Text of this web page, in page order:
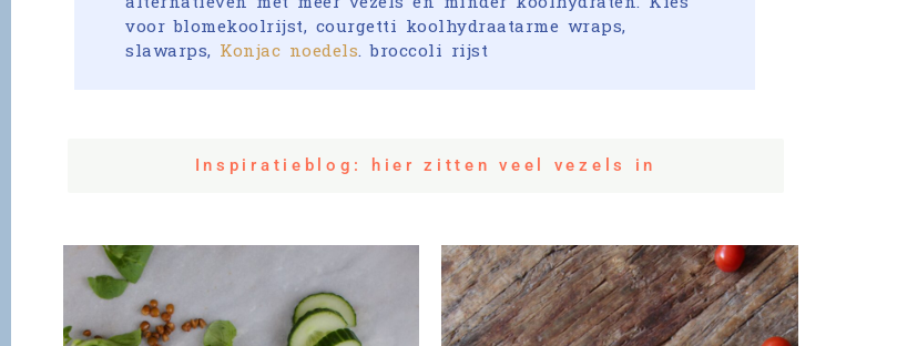
voor blomekoolrijst, courgetti koolhydraatarme wraps,
slawarps, Konjac noedels . broccoli rijst
Inspiratieblog: hier zitten veel vezels in